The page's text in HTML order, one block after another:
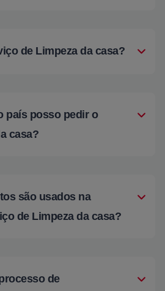
de Limpeza da casa?
país posso pedir o
casa?
são usados na
de Limpeza da casa?
de